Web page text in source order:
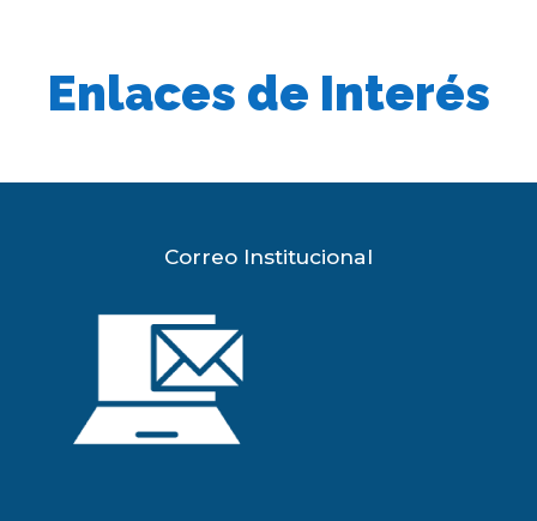
Enlaces de Interés
Correo Institucional